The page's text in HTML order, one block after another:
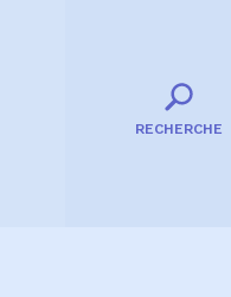
RECHERCHE